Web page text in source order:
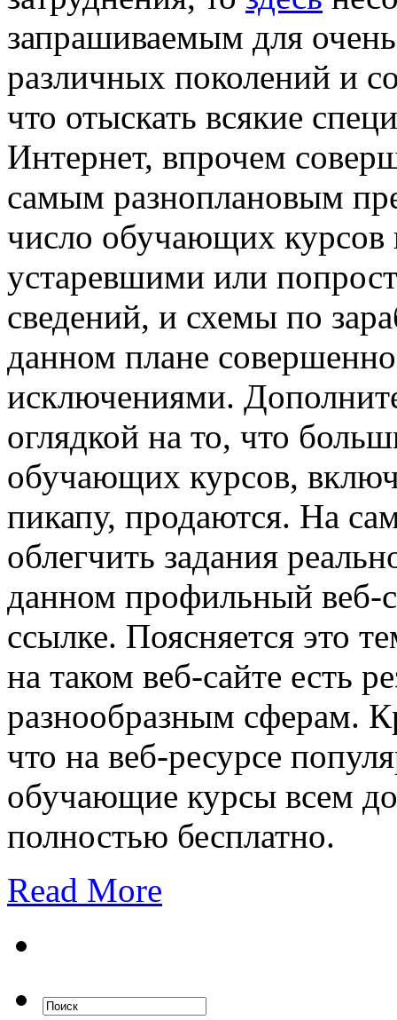
запрашиваемым для
различных поколений и
что отыскать всякие
Интернет, впрочем
самым разноплановым
число обучающих курсов
устаревшими или
сведений, и схемы по
данном плане
исключениями.
оглядкой на то, что
обучающих курсов,
пикапу, продаются. На
облегчить задания
данном профильный веб-
ссылке. Поясняется это
на таком веб-сайте есть
разнообразным сферам.
что на веб-ресурсе
обучающие курсы всем
полностью бесплатно.
Read More